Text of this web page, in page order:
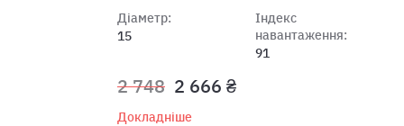
Діаметр:
15
Індекс
навантаження:
91
2 748 2 666 ₴
Докладніше